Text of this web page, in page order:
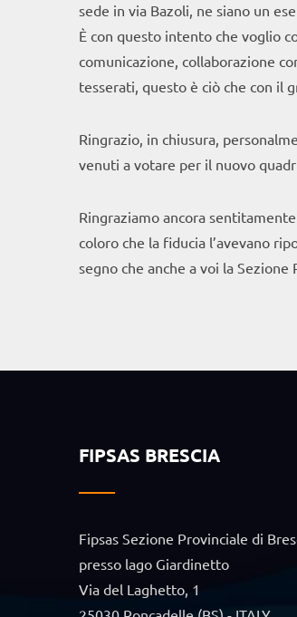
sede in via Bazoli, ne siano un
È con questo intento che voglio
comunicazione, collaborazione
tesserati, questo è ciò che con il
Ringrazio, in chiusura,
venuti a votare per il nuovo
Ringraziamo ancora
coloro che la fiducia l’avevano
segno che anche a voi la
FIPSAS BRESCIA
Fipsas Sezione Provinciale di
presso lago Giardinetto
Via del Laghetto, 1